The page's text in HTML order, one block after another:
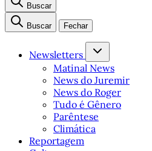
Buscar
Buscar Fechar
Newsletters
Matinal News
News do Juremir
News do Roger
Tudo é Gênero
Parêntese
Climática
Reportagem